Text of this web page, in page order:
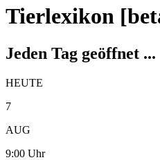
Tierlexikon
Jeden Tag geöffnet ...
HEUTE
7
AUG
9:00 Uhr